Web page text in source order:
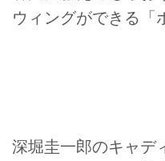
ウィングができる「
深堀圭一郎のキャデ